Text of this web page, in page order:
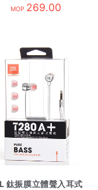
MOP 269.00
鈦振膜立體聲入耳式